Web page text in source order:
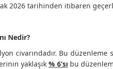
2026 tarihinden itibaren
Nedir?
civarındadır. Bu düzenleme
yaklaşık % 6’sıbu